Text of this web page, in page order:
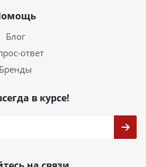
Блог
ответ
Бренды
в курсе!